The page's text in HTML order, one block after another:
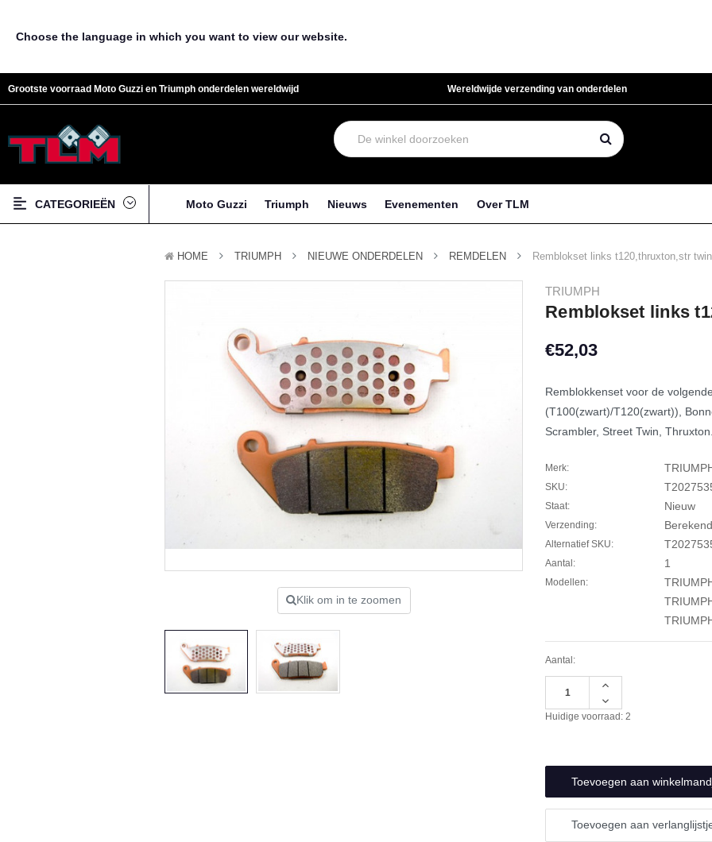
Choose the language in which you want to view our website.
Grootste voorraad Moto Guzzi en Triumph onderdelen wereldwijd Wereldwijde verzending van onderdelen
CATEGORIEËN Moto Guzzi Triumph Nieuws Evenementen Over TLM
HOME TRIUMPH NIEUWE ONDERDELEN REMDELEN Remblokset links t120,thruxton,str twin
Klik om in te zoomen
TRIUMPH
Remblokset links
€52,03
Remblokkenset voor de
(T100(zwart)/T120(zwart)),
Scrambler, Street Twin,
Merk:
SKU:
Staat: Nieuw
Verzending:
Alternatief SKU:
Aantal: 1
Modellen:
Aantal:
Hoeveelheid
van
undefined
Hoeveelheid
verlagen
van
Huidige voorraad: 2
Toevoegen aan